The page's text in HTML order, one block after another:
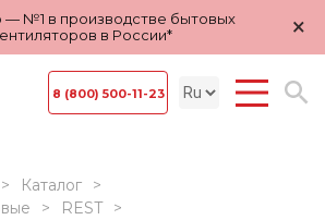
— №1 в производстве бытовых
в России*
×
8 (800) 500-11-23
Каталог
REST